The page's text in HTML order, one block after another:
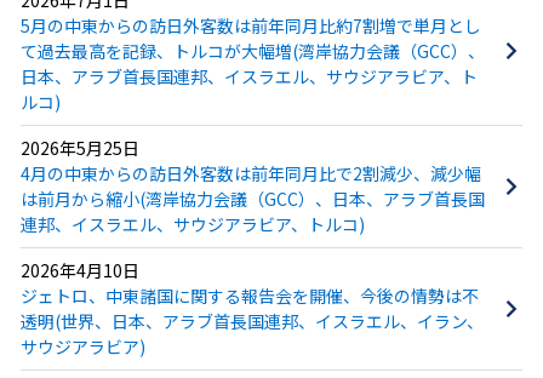
5月の中東からの訪日外客数は前年同月比約7割増で単月とし
て過去最高を記録、トルコが大幅増(湾岸協力会議（GCC）、
日本、アラブ首長国連邦、イスラエル、サウジアラビア、ト
ルコ)
2026年5月25日
4月の中東からの訪日外客数は前年同月比で2割減少、減少幅
は前月から縮小(湾岸協力会議（GCC）、日本、アラブ首長国
連邦、イスラエル、サウジアラビア、トルコ)
2026年4月10日
ジェトロ、中東諸国に関する報告会を開催、今後の情勢は不
透明(世界、日本、アラブ首長国連邦、イスラエル、イラン、
サウジアラビア)